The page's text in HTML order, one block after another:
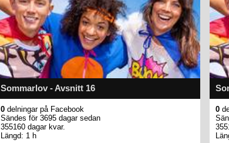
Sommarlov - Avsnitt 16
0 delningar på Facebook
Sändes för 3695 dagar sedan
355160 dagar kvar.
Längd: 1 h
0